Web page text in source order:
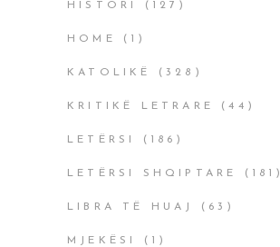
HISTORI (127)
HOME (1)
KATOLIKË (328)
KRITIKË LETRARE (44)
LETËRSI (186)
LETËRSI SHQIPTARE (181)
LIBRA TË HUAJ (63)
MJEKËSI (1)